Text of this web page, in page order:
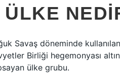
ÜLKE
Savaş döneminde
Birliği hegemonyası
ülke grubu.